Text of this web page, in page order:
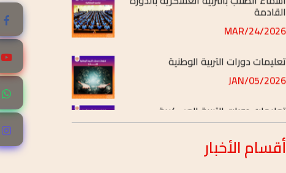
2026/MAR/24
2026/JAN/05
تعليمات دورات التربية العسكرية
2026/JAN/05
أقسامالأخبار